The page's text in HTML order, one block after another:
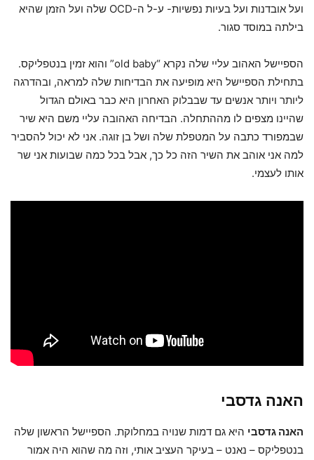
ועל אובדנות ועל בעיות נפשיות- ע-ל ה-OCD שלה ועל הזמן שהיא
בילתה במוסד סגור.
הספיישל האהוב עליי שלה נקרא “old baby” והוא זמין בנטפליקס.
בתחילת הספיישל היא מופיעה את הבדיחות שלה למראה, ובהדרגה
ליותר ויותר אנשים עד שבבלוק האחרון היא כבר באולם הגדול
שהיינו מצפים לו מההתחלה. הבדיחה האהובה עליי משם היא שיר
שבמפורד כתבה על המטפלת שלה ושל בן זוגה. אני לא יכול להסביר
למה אני אוהב את השיר הזה כל כך, אבל בכל כמה שבועות אני שר
אותו לעצמי.
האנה גדסבי
האנה גדסבי היא גם דמות שנויה במחלוקת. הספיישל הראשון שלה
בנטפליקס – נאנט – בעיקר העציב אותי, וזה מה שהוא היה אמור